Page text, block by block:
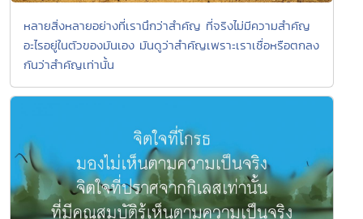
หลายสิ่งหลายอย่างที่เรานึกว่าสำคัญ ที่จริงไม่มีความสำคัญ
อะไรอยู่ในตัวของมันเอง มันดูว่าสำคัญเพราะเราเชื่อหรือตกลง
กันว่าสำคัญเท่านั้น